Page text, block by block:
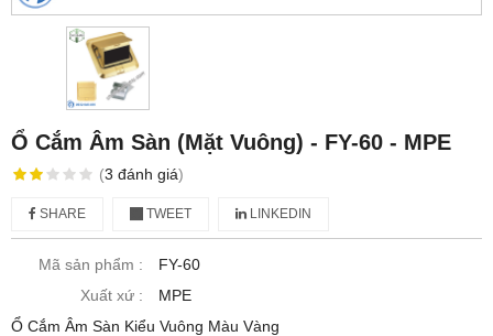
Ổ Cắm Âm Sàn (Mặt Vuông) - FY-60 - MPE
(3 đánh giá)
SHARE TWEET LINKEDIN
Mã sản phẩm :
FY-60
Xuất xứ :
MPE
Ổ Cắm Âm Sàn Kiểu Vuông Màu Vàng